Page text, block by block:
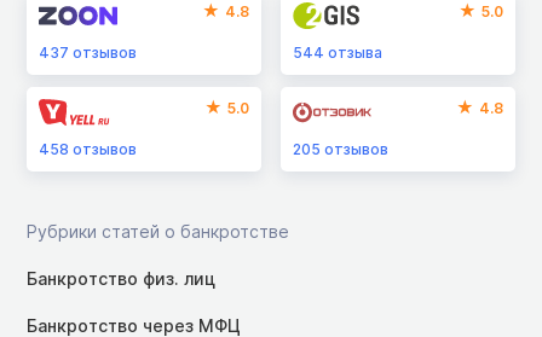
4.8
437 отзывов
5.0
544отзыва
5.0
458 отзывов
4.8
205отзывов
Рубрики статей о банкротстве
Банкротство физ. лиц
Банкротство через МФЦ